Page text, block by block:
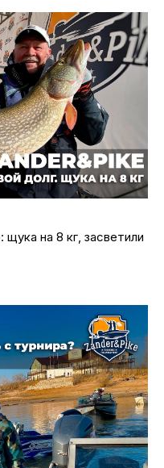
на 8 кг, засветили